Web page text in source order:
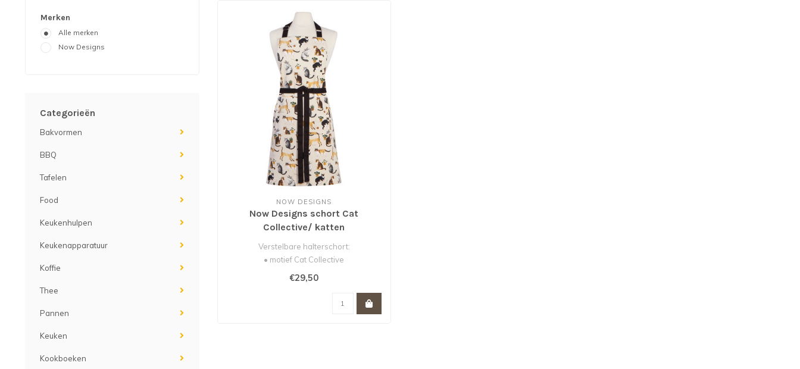
Merken
Alle merken
Now Designs
Categorieën
Bakvormen
BBQ
Tafelen
Food
Keukenhulpen
Keukenapparatuur
Koffie
Thee
Pannen
Keuken
Kookboeken
NOW DESIGNS
Now Designs schort Cat
Collective/ katten
Verstelbare halterschort:
• motief Cat Collective
• 85 x 70 cm
• 100% k..
€29,50